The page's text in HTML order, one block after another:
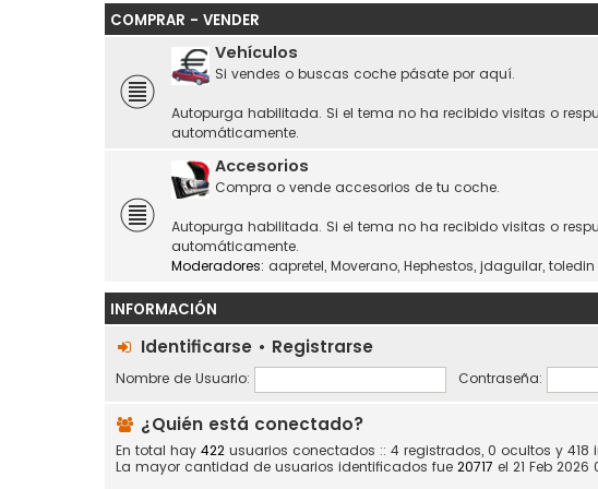
COMPRAR - VENDER
Vehículos
Si vendes o buscas coche pásate por aquí.
Autopurga habilitada. Si el tema no ha recibido visitas o
automáticamente.
Accesorios
Compra o vende accesorios de tu coche.
Autopurga habilitada. Si el tema no ha recibido visitas o
automáticamente.
Moderadores: aapretel, Moverano, Hephestos, jdaguilar, toledin
INFORMACIÓN
Identificarse • Registrarse
Nombre de Usuario: Contraseña:
¿Quién está conectado?
En total hay 422 usuarios conectados :: 4 registrados, 0 ocultos y
La mayor cantidad de usuarios identificados fue 20717 el 21 Feb 2026